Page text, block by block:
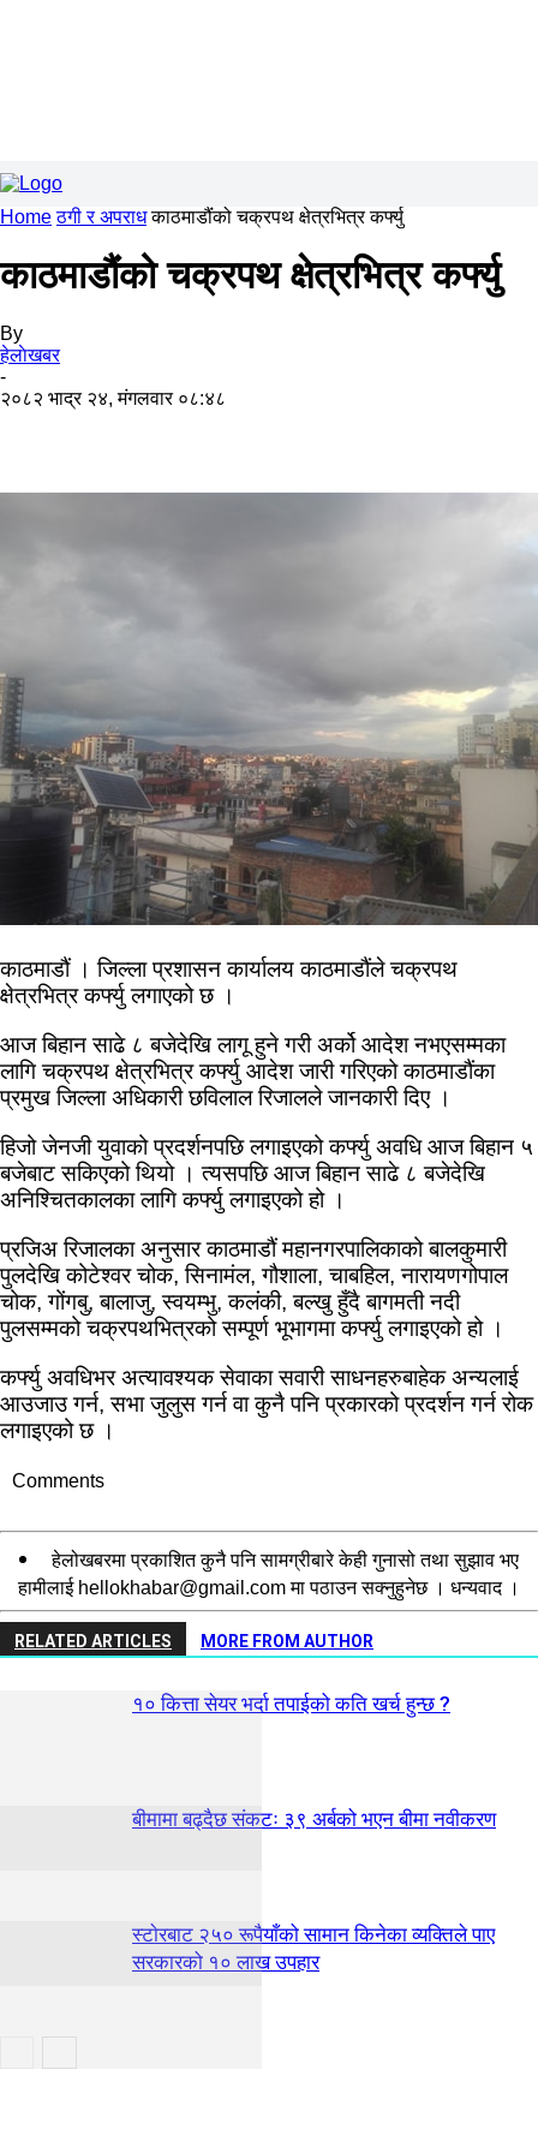
Home ठगी र अपराध काठमाडौंंको चक्रपथ क्षेत्रभित्र कर्फ्यु
काठमाडौंंको चक्रपथ क्षेत्रभित्र कर्फ्यु
By
हेलाेखबर
-
२०८२ भाद्र २४, मंगलवार ०८:४८
काठमाडौं । जिल्ला प्रशासन कार्यालय काठमाडौंले चक्रपथ
क्षेत्रभित्र कर्फ्यु लगाएको छ ।
आज बिहान साढे ८ बजेदेखि लागू हुने गरी अर्को आदेश नभएसम्मका
लागि चक्रपथ क्षेत्रभित्र कर्फ्यु आदेश जारी गरिएको काठमाडौंका
प्रमुख जिल्ला अधिकारी छविलाल रिजालले जानकारी दिए ।
हिजो जेनजी युवाको प्रदर्शनपछि लगाइएको कर्फ्यु अवधि आज बिहान ५
बजेबाट सकिएको थियो । त्यसपछि आज बिहान साढे ८ बजेदेखि
अनिश्चितकालका लागि कर्फ्यु लगाइएको हो ।
प्रजिअ रिजालका अनुसार काठमाडौं महानगरपालिकाको बालकुमारी
पुलदेखि कोटेश्वर चोक, सिनामंल, गौशाला, चाबहिल, नारायणगोपाल
चोक, गोंगबु, बालाजु, स्वयम्भु, कलंकी, बल्खु हुँदै बागमती नदी
पुलसम्मको चक्रपथभित्रको सम्पूर्ण भूभागमा कर्फ्यु लगाइएको हो ।
कर्फ्यु अवधिभर अत्यावश्यक सेवाका सवारी साधनहरुबाहेक अन्यलाई
आउजाउ गर्न, सभा जुलुस गर्न वा कुनै पनि प्रकारको प्रदर्शन गर्न रोक
लगाइएको छ ।
Comments
हेलोखबरमा प्रकाशित कुनै पनि सामग्रीबारे केही गुनासो तथा सुझाव भए
हामीलाई hellokhabar@gmail.comमा पठाउन सक्नुहुनेछ । धन्यवाद ।
RELATED ARTICLES MORE FROM AUTHOR
१० कित्ता सेयर भर्दा तपाईको कति खर्च हुन्छ ?
बीमामा बढ्दैछ संकटः ३९ अर्बको भएन बीमा नवीकरण
स्टाेरबाट २५० रूपैयाँको सामान किनेका व्यक्तिले पाए
सरकारको १० लाख उपहार